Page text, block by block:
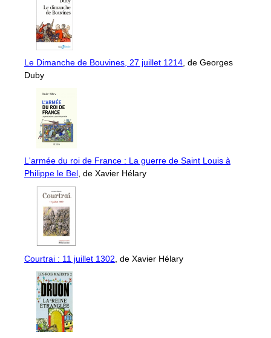
Le Dimanche de Bouvines, 27 juillet 1214 , de Georges
Duby
L'armée du roi de France : La guerre de Saint Louis à
Philippe le Bel , de Xavier Hélary
Courtrai : 11 juillet 1302 , de Xavier Hélary